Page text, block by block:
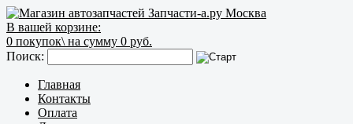
В вашей корзине:
0 покупок\ на сумму 0 руб.
Поиск:
Главная
Контакты
Оплата